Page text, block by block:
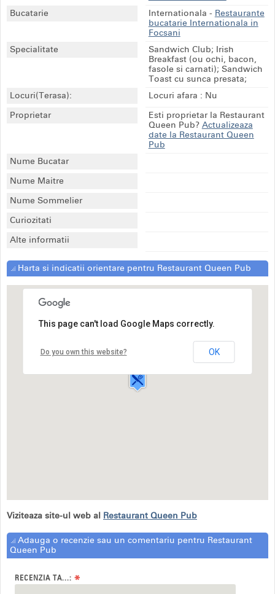
Bucatarie
Internationala - Restaurante
bucatarie Internationala in
Focsani
Specialitate
Sandwich Club; Irish
Breakfast (ou ochi, bacon,
fasole si carnati); Sandwich
Toast cu sunca presata;
Locuri(Terasa):
Locuri afara : Nu
Proprietar
Esti proprietar la Restaurant
Queen Pub? Actualizeaza
date la Restaurant Queen
Pub
Nume Bucatar
Nume Maitre
Nume Sommelier
Curiozitati
Alte informatii
Harta si indicatii orientare pentru Restaurant Queen Pub
Restaurant Queen Pub
Strada Gării,20
Focsani
This page can't load Google Maps correctly.
Do you own this website? OK
Viziteaza site-ul web al Restaurant Queen Pub
Adauga o recenzie sau un comentariu pentru Restaurant
Queen Pub
RECENZIA TA...: *